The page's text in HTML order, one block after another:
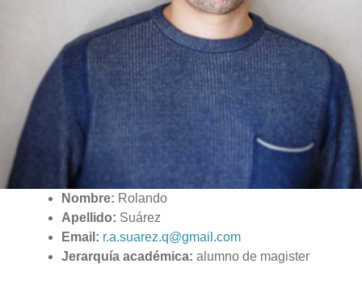
Nombre: Rolando
Apellido: Suárez
Email: r.a.suarez.q@gmail.com
Jerarquía académica: alumno de magister